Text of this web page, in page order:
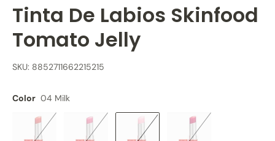
Tinta De Labios Skinfood
Tomato Jelly
SKU: 8852711662215215
Color 04 Milk